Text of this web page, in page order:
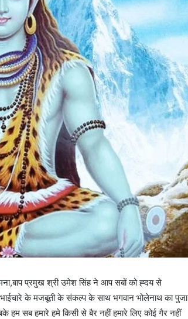
प्रमुख श्री उमेश सिंह ने आप सबों को ह्दय से
के मजबूती के संकल्प के साथ भगवान भोलेनाथ का पुजा
सब हमारे हमे किसी से बैर नहीं हमारे लिए कोई गैर नहीं